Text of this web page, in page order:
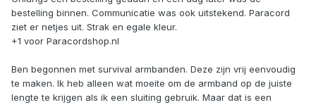
bestelling binnen. Communicatie was ook uitstekend. Paracord
ziet er netjes uit. Strak en egale kleur.
+1 voor Paracordshop.nl
Ben begonnen met survival armbanden. Deze zijn vrij eenvoudig
te maken. Ik heb alleen wat moeite om de armband op de juiste
lengte te krijgen als ik een sluiting gebruik. Maar dat is een